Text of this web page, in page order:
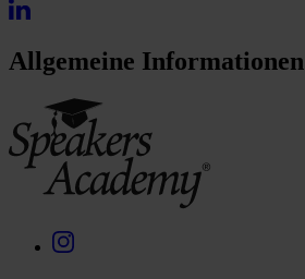
Allgemeine Informationen